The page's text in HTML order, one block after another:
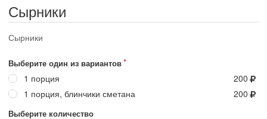
Сырники
Сырники
Выберите один из вариантов
1 порция
200
1 порция, блинчики сметана
200
Выберите количество